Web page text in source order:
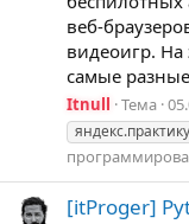
веб-
видеоигр. На
самые
Itnull Тема
[itProger]